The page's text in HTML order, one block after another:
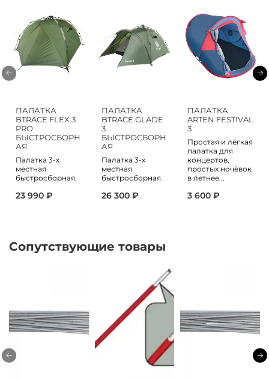
ПАЛАТКА
BTRACE FLEX 3
PRO
БЫСТРОСБОРН
АЯ
Палатка 3-х
местная
быстросборная.
23 990 ₽
ПАЛАТКА
BTRACE GLADE
3
БЫСТРОСБОРН
АЯ
Палатка 3-х
местная
быстросборная.
26 300 ₽
ПАЛАТКА
ARTEN FESTIVAL
3
Простая и лёгкая
палатка для
концертов,
простых ночёвок
в летнее...
3 600 ₽
Сопутствующие товары